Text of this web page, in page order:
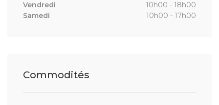
Vendredi
10h00 - 18h00
Samedi
10h00 - 17h00
Commodités